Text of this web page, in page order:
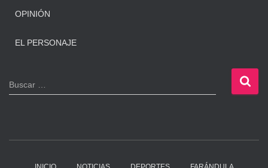
OPINIÓN
EL PERSONAJE
B
u
Buscar …